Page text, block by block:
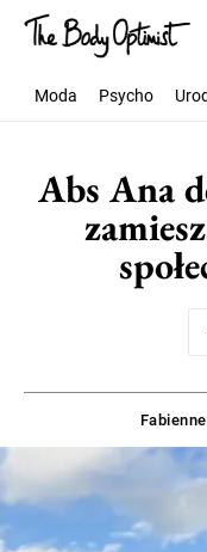
Moda Psycho
Abs Ana